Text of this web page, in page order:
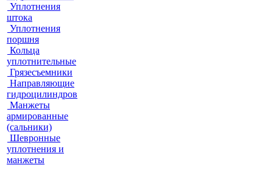
Уплотнения
штока
Уплотнения
поршня
Кольца
уплотнительные
Грязесъемники
Направляющие
гидроцилиндров
Манжеты
армированные
(сальники)
Шевронные
уплотнения и
манжеты